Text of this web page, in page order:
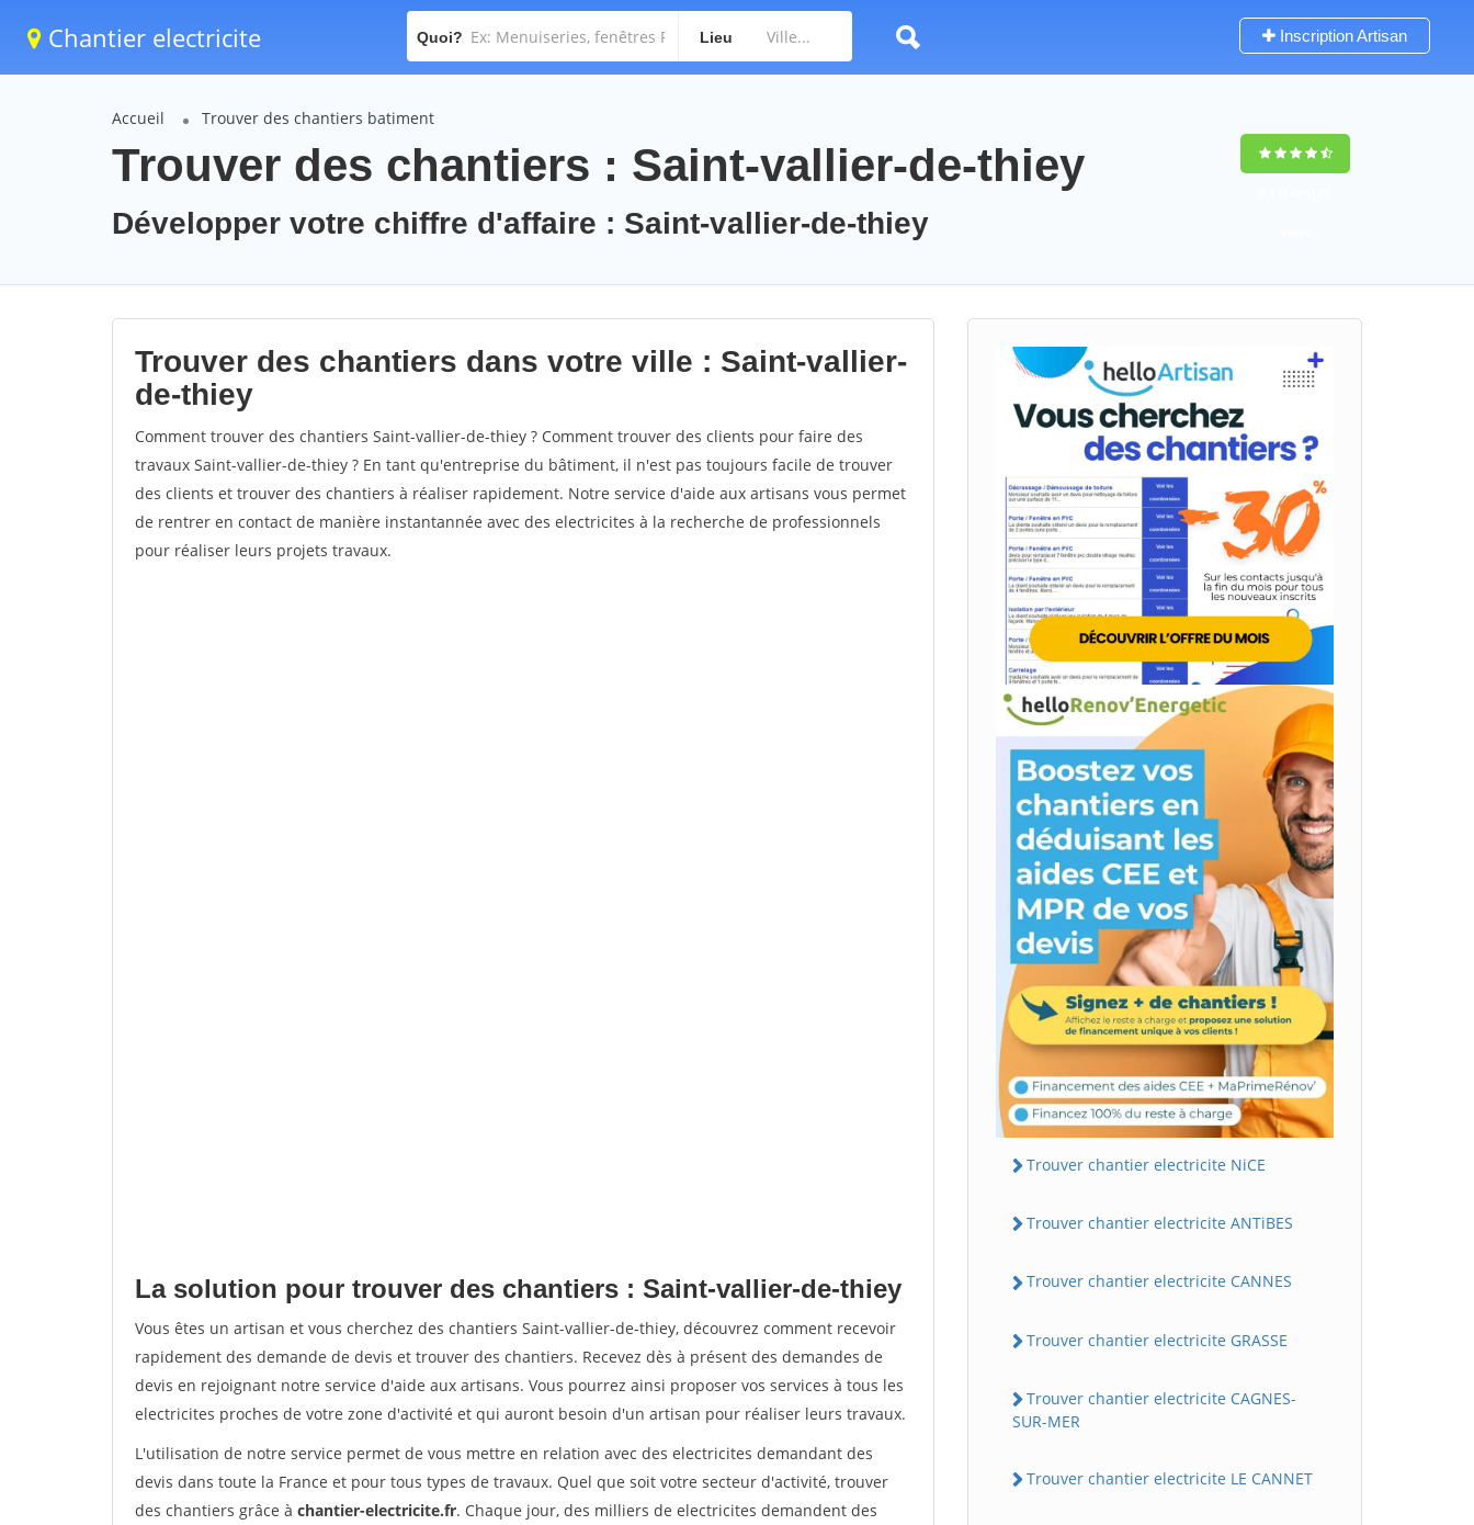
Chantier electricite Quoi? Lieu Inscription Artisan
Accueil Trouver des chantiers batiment
Trouver des chantiers : Saint-vallier-de-thiey
Développer votre chiffre d'affaire : Saint-vallier-de-thiey
Trouver des chantiers dans votre ville : Saint-vallier-
de-thiey
Comment trouver des chantiers Saint-vallier-de-thiey ? Comment trouver des clients pour faire des
travaux Saint-vallier-de-thiey ? En tant qu'entreprise du bâtiment, il n'est pas toujours facile de trouver
des clients et trouver des chantiers à réaliser rapidement. Notre service d'aide aux artisans vous permet
de rentrer en contact de manière instantannée avec des electricites à la recherche de professionnels
pour réaliser leurs projets travaux.
La solution pour trouver des chantiers : Saint-vallier-de-thiey
Vous êtes un artisan et vous cherchez des chantiers Saint-vallier-de-thiey, découvrez comment recevoir
rapidement des demande de devis et trouver des chantiers. Recevez dès à présent des demandes de
devis en rejoignant notre service d'aide aux artisans. Vous pourrez ainsi proposer vos services à tous les
electricites proches de votre zone d'activité et qui auront besoin d'un artisan pour réaliser leurs travaux.
L'utilisation de notre service permet de vous mettre en relation avec des electricites demandant des
devis dans toute la France et pour tous types de travaux. Quel que soit votre secteur d'activité, trouver
des chantiers grâce à chantier-electricite.fr. Chaque jour, des milliers de electricites demandent des
Trouver chantier electricite NiCE
Trouver chantier electricite ANTiBES
Trouver chantier electricite CANNES
Trouver chantier electricite GRASSE
Trouver chantier electricite CAGNES-
SUR-MER
Trouver chantier electricite LE CANNET